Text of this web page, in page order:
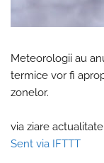
Meteorologii au
termice vor fi
zonelor.
via ziare actualitate
Sent via IFTTT